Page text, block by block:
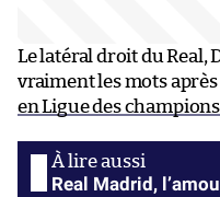
Le latéral droit du Real,
vraiment les mots après
en Ligue des
Real Madrid,